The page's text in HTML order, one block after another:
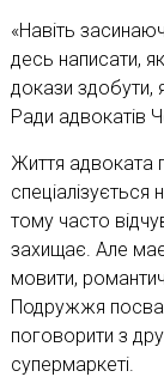
«Навіть
десь написати,
докази здобути,
Ради адвокатів
Життя адвоката
спеціалізується
тому часто
захищає. Але має
мовити,
Подружжя
поговорити з
супермаркеті.